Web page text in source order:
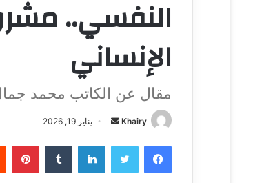
النفسي..
الإنساني
مقال عن الكاتب محمد جمال
Khairy
أ
ل
يناير 19, 2026
فيسبوك تويتر لينكدإن ‏Tumblr بينتيريست